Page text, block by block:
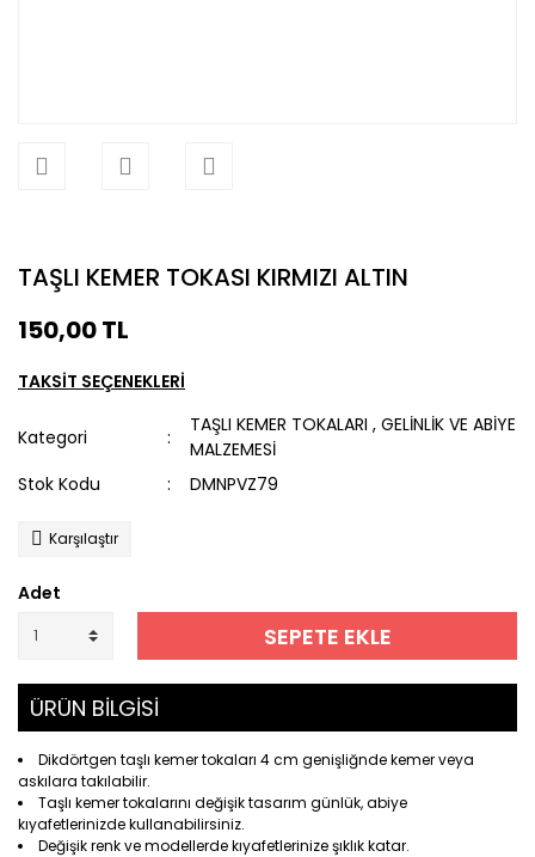
TAŞLI KEMER TOKASI KIRMIZI ALTIN
150,00 TL
TAKSİT SEÇENEKLERİ
Kategori
TAŞLI KEMER TOKALARI ,GELİNLİK VE ABİYE
MALZEMESİ
Stok Kodu
DMNPVZ79
Karşılaştır
Adet
SEPETE EKLE
ÜRÜN BİLGİSİ
Dikdörtgen taşlı kemer tokaları 4 cm genişliğnde kemer veya
askılara takılabilir.
Taşlı kemer tokalarını değişik tasarım günlük, abiye
kıyafetlerinizde kullanabilirsiniz.
Değişik renk ve modellerde kıyafetlerinize şıklık katar.